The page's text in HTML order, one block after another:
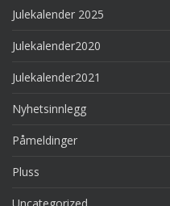
Julekalender 2025
Julekalender2020
Julekalender2021
Nyhetsinnlegg
Påmeldinger
Pluss
Uncategorized